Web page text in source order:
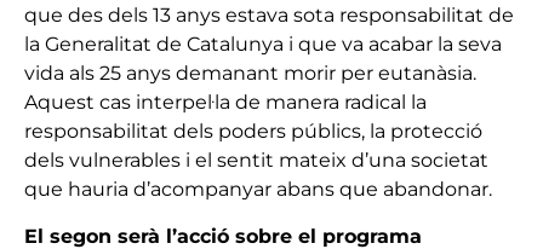
que des dels 13 anys estava sota responsabilitat de
la Generalitat de Catalunya i que va acabar la seva
vida als 25 anys demanant morir per eutanàsia.
Aquest cas interpel·la de manera radical la
responsabilitat dels poders públics, la protecció
dels vulnerables i el sentit mateix d’una societat
que hauria d’acompanyar abans que abandonar.
El segon serà l’acció sobre el programa